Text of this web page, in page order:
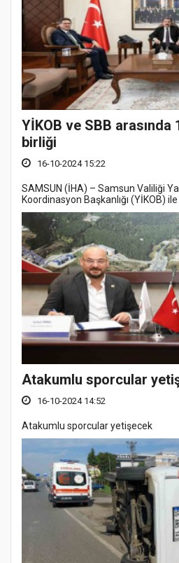
YİKOB ve SBB arasında
birliği
16-10-2024 15:22
SAMSUN (İHA) – Samsun Valiliği
Koordinasyon Başkanlığı (YİKOB)
Atakumlu sporcular
16-10-2024 14:52
Atakumlu sporcular yetişecek